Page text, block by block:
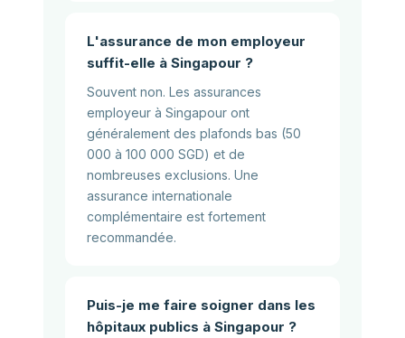
L'assurance de mon employeur
suffit-elle à Singapour ?
Souvent non. Les assurances
employeur à Singapour ont
généralement des plafonds bas (50
000 à 100 000 SGD) et de
nombreuses exclusions. Une
assurance internationale
complémentaire est fortement
recommandée.
Puis-je me faire soigner dans les
hôpitaux publics à Singapour ?